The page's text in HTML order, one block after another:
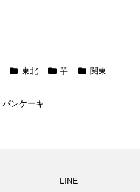
東北 芋 関東
パンケーキ
LINE